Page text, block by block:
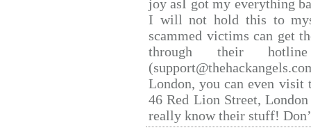
joy asI got my everything
I will not hold this to
scammed victims can get
through their hotline
London, you can even
46 Red Lion Street,
really know their stuff!